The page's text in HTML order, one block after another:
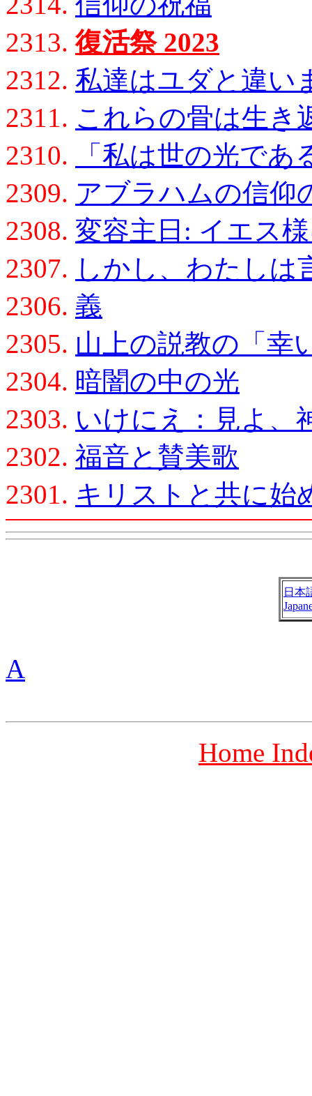
2313.復活祭 2023
2312. 私達はユダと違い
2311. これらの骨は生き
2310.
「私は世の光であ
2309. アブラハムの信仰
2308. 変容主日: イエス
2307. しかし、わたしは
2306. 義
2305. 山上の説教の「幸
2304. 暗闇の中の光
2303. いけにえ：見よ、
2302. 福音と賛美歌
2301. キリストと共に始
日本
A
Home